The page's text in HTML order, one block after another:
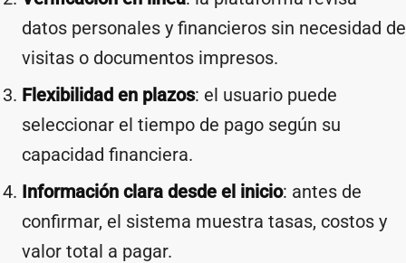
datos personales y financieros sin necesidad de
visitas o documentos impresos.
Flexibilidad en plazos: el usuario puede
seleccionar el tiempo de pago según su
capacidad financiera.
Información clara desde el inicio: antes de
confirmar, el sistema muestra tasas, costos y
valor total a pagar.